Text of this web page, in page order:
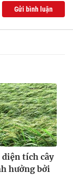
có sự chấp
phát hành lại
Gửi bình luận
diện tích cây
hưởng bởi